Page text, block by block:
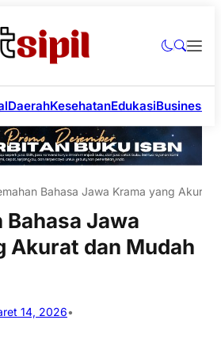
DaerahKesehatanEdukasiBusiness
Bahasa Jawa Krama yang Akurat
Bahasa Jawa
Akurat dan Mudah
14, 2026•